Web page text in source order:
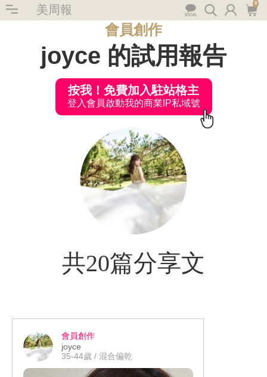
美周報 0
會員創作
joyce 的試用報告
按我！免費加入駐站格主
登入會員啟動我的商業IP私域號
共20篇分享文
會員創作
joyce
35-44歲 / 混合偏乾